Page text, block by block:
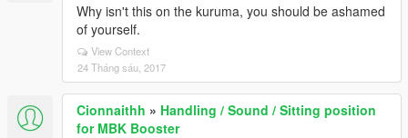
Why isn't this on the kuruma, you should be ashamed
of yourself.
View Context
24 Tháng sáu, 2017
Cionnaithh » Handling / Sound / Sitting position
for MBK Booster